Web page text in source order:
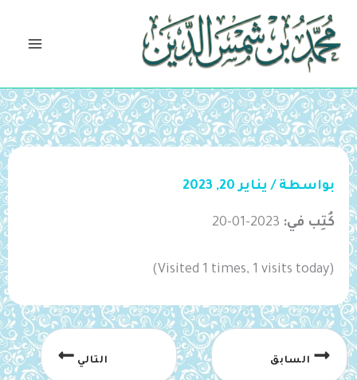
تخطي
المحتوى
بواسطة / يناير 20, 2023
كُتِب في: 2023-01-20
(Visited 1 times, 1 visits today)
السابق التالي